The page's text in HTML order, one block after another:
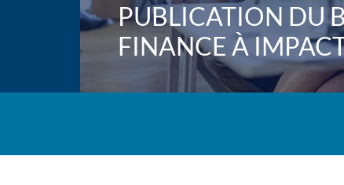
PUBLICATION DU
FINANCE À